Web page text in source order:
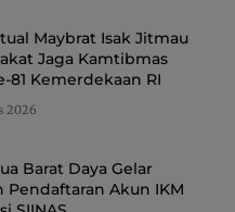
Maybrat Isak Jitmau
Jaga Kamtibmas
81 Kemerdekaan RI
2026
Barat Daya Gelar
Pendaftaran Akun IKM